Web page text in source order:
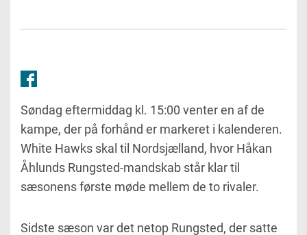
Søndag eftermiddag kl. 15:00 venter en af de
kampe, der på forhånd er markeret i kalenderen.
White Hawks skal til Nordsjælland, hvor Håkan
Åhlunds Rungsted-mandskab står klar til
sæsonens første møde mellem de to rivaler.
Sidste sæson var det netop Rungsted, der satte